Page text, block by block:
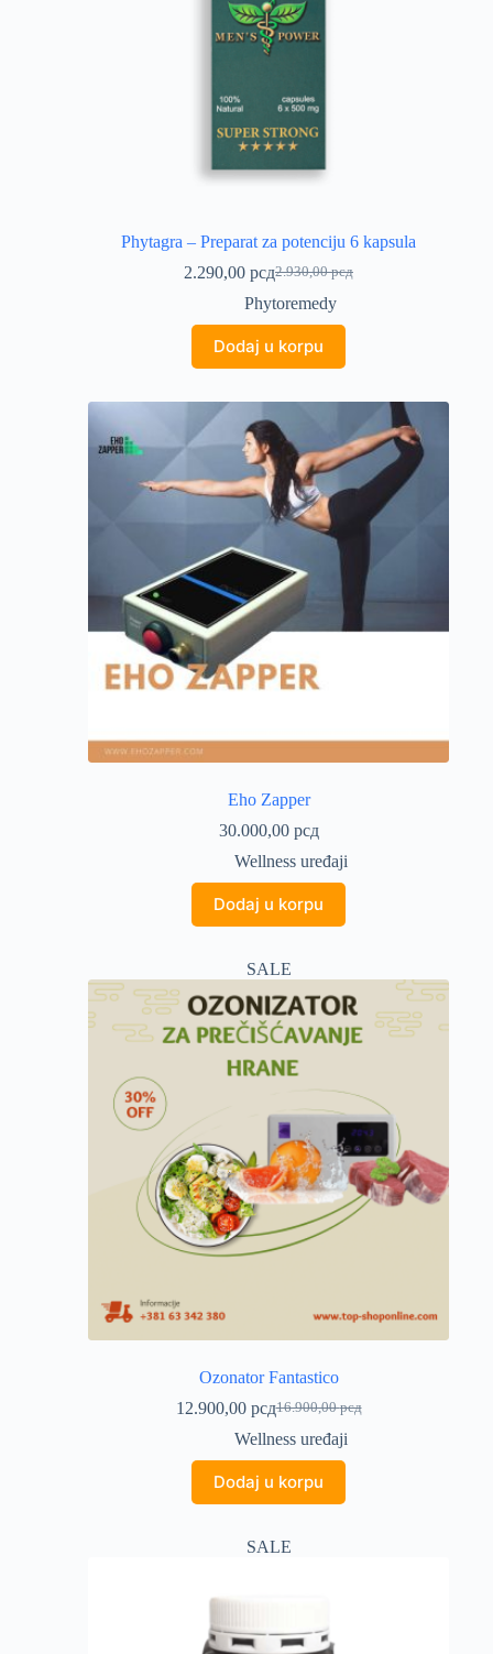
Phytagra – Preparat za potenciju 6 kapsula
2.930,00рсд
Originalna
cena
bila:
2.930,00 рсд.
2.290,00 рсдTrenutna
cena
2.290,00 рсд.
Phytoremedy
Dodaj u korpu
Eho Zapper
30.000,00 рсд
Wellness uređaji
Dodaj u korpu
SALE
Ozonator Fantastico
16.900,00рсд
Originalna
cena
bila:
16.900,00 рсд.
12.900,00 рсдTrenutna
cena
12.900,00 рсд.
Wellness uređaji
Dodaj u korpu
SALE